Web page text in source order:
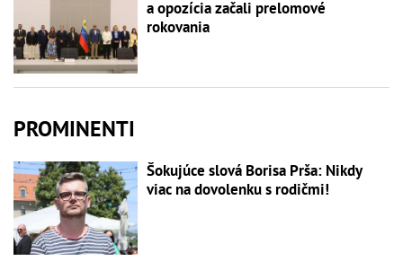
a opozícia začali prelomové
rokovania
PROMINENTI
Šokujúce slová Borisa Prša: Nikdy
viac na dovolenku s rodičmi!